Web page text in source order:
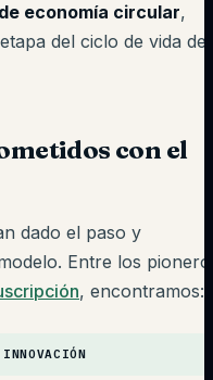
economía circular,
del ciclo de vida del
con el
dado el paso y
Entre los
, encontramos:
INNOVACIÓN